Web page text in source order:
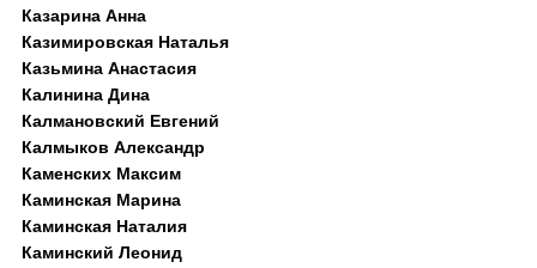
Казарина Анна
Казимировская Наталья
Казьмина Анастасия
Калинина Дина
Калмановский Евгений
Калмыков Александр
Каменских Максим
Каминская Марина
Каминская Наталия
Каминский Леонид